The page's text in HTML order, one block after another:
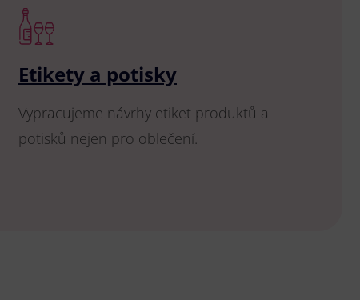
Etikety a potisky
Vypracujeme návrhy etiket produktů a
potisků nejen pro oblečení.